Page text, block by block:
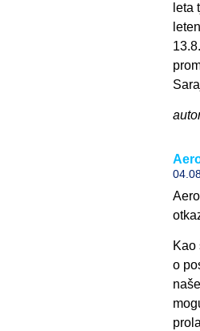
leta
Kao
o